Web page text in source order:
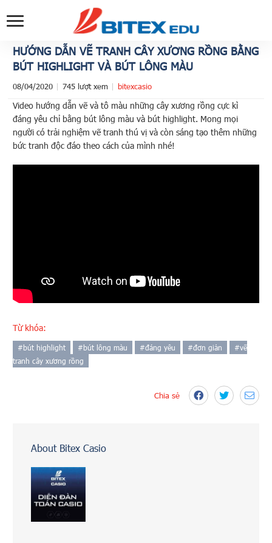
HƯỚNG DẪN VẼ TRANH CÂY XƯƠNG RỒNG BẰNG
BÚT HIGHLIGHT VÀ BÚT LÔNG MÀU
08/04/2020 745 lượt xem bitexcasio
Video hướng dẫn vẽ và tô màu những cây xương rồng cực kì
đáng yêu chỉ bằng bút lông màu và bút highlight. Mong mọi
người có trải nghiệm vẽ tranh thú vị và còn sáng tạo thêm những
bức tranh độc đáo theo cách của mình nhé!
Từ khóa:
# bút highlight # bút lông màu #đáng yêu #đơn giản #vẽ
tranh cây xương rồng
Chia sẻ
About Bitex Casio